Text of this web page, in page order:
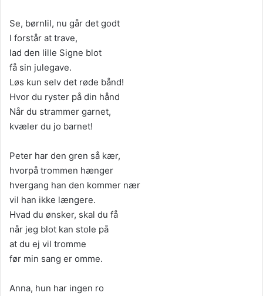
Se, børnlil, nu går det godt
I forstår at trave,
lad den lille Signe blot
få sin julegave.
Løs kun selv det røde bånd!
Hvor du ryster på din hånd
Når du strammer garnet,
kvæler du jo barnet!
Peter har den gren så kær,
hvorpå trommen hænger
hvergang han den kommer nær
vil han ikke længere.
Hvad du ønsker, skal du få
når jeg blot kan stole på
at du ej vil tromme
før min sang er omme.
Anna, hun har ingen ro